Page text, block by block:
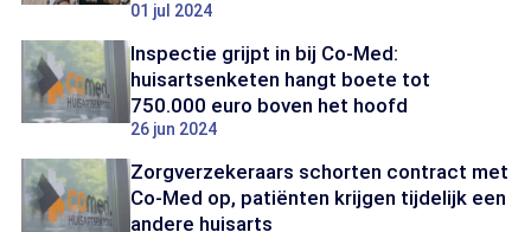
01 jul 2024
Inspectie grijpt in bij Co-Med:
huisartsenketen hangt boete tot
750.000 euro boven het hoofd
26 jun 2024
Zorgverzekeraars schorten contract met
Co-Med op, patiënten krijgen tijdelijk een
andere huisarts